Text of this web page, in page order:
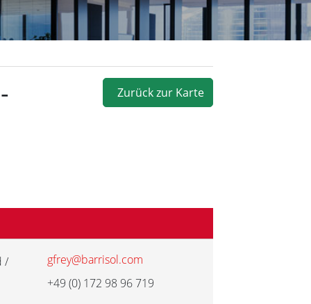
Zurück zur Karte
/
gfrey@barrisol.com
+49 (0) 172 98 96 719